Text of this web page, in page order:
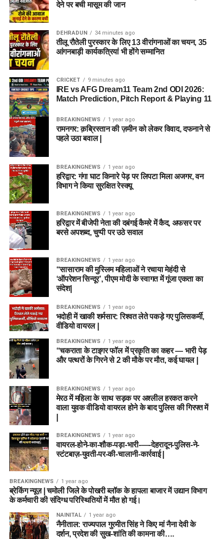
देने पर बची मासूम की जान
DEHRADUN 34 minutes ago
तीलू रौतेली पुरस्कार के लिए 13 वीरांगनाओं का चयन, 35
आंगनबाड़ी कार्यकत्रियां भी होंगे सम्मानित
CRICKET 9 minutes ago
IRE vs AFG Dream11 Team 2nd ODI 2026:
Match Prediction, Pitch Report & Playing 11
BREAKINGNEWS 1 year ago
रामनगर: क़ब्रिस्तान की ज़मीन को लेकर विवाद, दफनाने से
पहले उठा बवाल |
BREAKINGNEWS 1 year ago
हरिद्वार: गंगा घाट किनारे पेड़ पर लिपटा मिला अजगर, वन
विभाग ने किया सुरक्षित रेस्क्यू
BREAKINGNEWS 1 year ago
हरिद्वार में बीजेपी नेता की दबंगई कैमरे में कैद, अफसर पर
बरसे अपशब्द, चुप्पी पर उठे सवाल
BREAKINGNEWS 1 year ago
“सासाराम की मुस्लिम महिलाओं ने रचाया मेहंदी से
‘ऑपरेशन सिन्दूर’, पीएम मोदी के स्वागत में गूंजा एकता का
संदेश|
BREAKINGNEWS 1 year ago
भदोही में खाकी शर्मसार: रिश्वत लेते पकड़े गए पुलिसकर्मी,
वीडियो वायरल |
BREAKINGNEWS 1 year ago
“चकराता के टाइगर फॉल में प्रकृति का कहर — भारी पेड़
और पत्थरों के गिरने से 2 की मौके पर मौत, कई घायल |
BREAKINGNEWS 1 year ago
मेरठ में महिला के साथ सड़क पर अश्लील हरकत करने
वाला युवक वीडियो वायरल होने के बाद पुलिस की गिरफ्त में
BREAKINGNEWS 1 year ago
वायरल-होने-का-शौक-पड़ा-भारी-—-देहरादून-पुलिस-ने-
स्टंटबाज़-युवती-पर-की-चालानी-कार्रवाई |
BREAKINGNEWS 1 year ago
ब्रेकिंग न्यूज़ | चमोली जिले के पोखरी ब्लॉक के हापला बाजार में उद्यान विभाग
के कर्मचारी की संदिग्ध परिस्थितियों में मौत हो गई।
NAINITAL 1 year ago
नैनीताल: राज्यपाल गुरमीत सिंह ने किए मां नैना देवी के
दर्शन, प्रदेश की सुख-शांति की कामना की….